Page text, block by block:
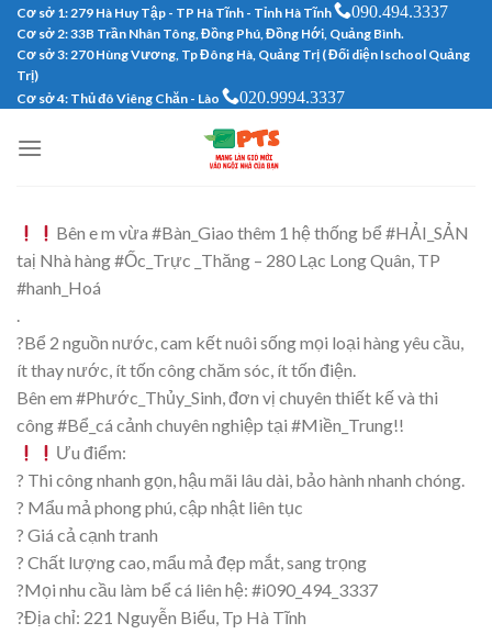
Skip
content
Cơ sở 1: 279 Hà Huy Tập - TP Hà Tĩnh - Tỉnh Hà Tĩnh 090.494.3337
Cơ sở 2: 33B Trần Nhân Tông, Đồng Phú, Đồng Hới, Quảng Bình.
Cơ sở 3: 270 Hùng Vương, Tp Đông Hà, Quảng Trị ( Đối diện Ischool Quảng
Trị)
Cơ sở 4: Thủ đô Viêng Chăn - Lào
020.9994.3337
Bên e m vừa #Bàn_Giao thêm 1 hệ thống bể #HẢI_SẢN
taị Nhà hàng #Ốc_Trực _Thăng – 280 Lạc Long Quân, TP
#hanh_Hoá
.
?Bể 2 nguồn nước, cam kết nuôi sống mọi loại hàng yêu cầu,
ít thay nước, ít tốn công chăm sóc, ít tốn điện.
Bên em #Phước_Thủy_Sinh, đơn vị chuyên thiết kế và thi
công #Bể_cá cảnh chuyên nghiệp tại #Miền_Trung!!
Ưu điểm:
? Thi công nhanh gọn, hậu mãi lâu dài, bảo hành nhanh chóng.
? Mẩu mả phong phú, cập nhật liên tục
? Giá cả cạnh tranh
? Chất lượng cao, mẩu mả đẹp mắt, sang trọng
?Mọi nhu cầu làm bể cá liên hệ: #i090_494_3337
?Địa chỉ: 221 Nguyễn Biểu, Tp Hà Tĩnh